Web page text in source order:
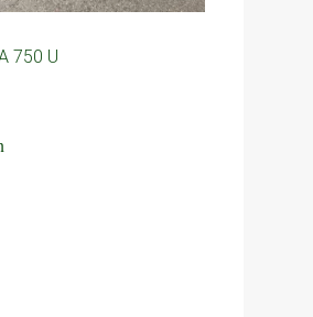
750 U